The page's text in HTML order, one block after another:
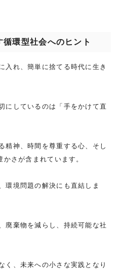
環型社会へのヒント
入れ、簡単に捨てる時代に生き
にしているのは「手をかけて直
精神、時間を尊重する心、そし
さが含まれています。
環境問題の解決にも直結しま
廃棄物を減らし、持続可能な社
く、未来への小さな実践となり